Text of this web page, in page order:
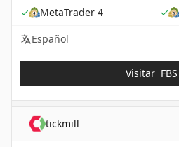
✓
MetaTrader 4 ✓
Español
Visitar FBS
tickmill